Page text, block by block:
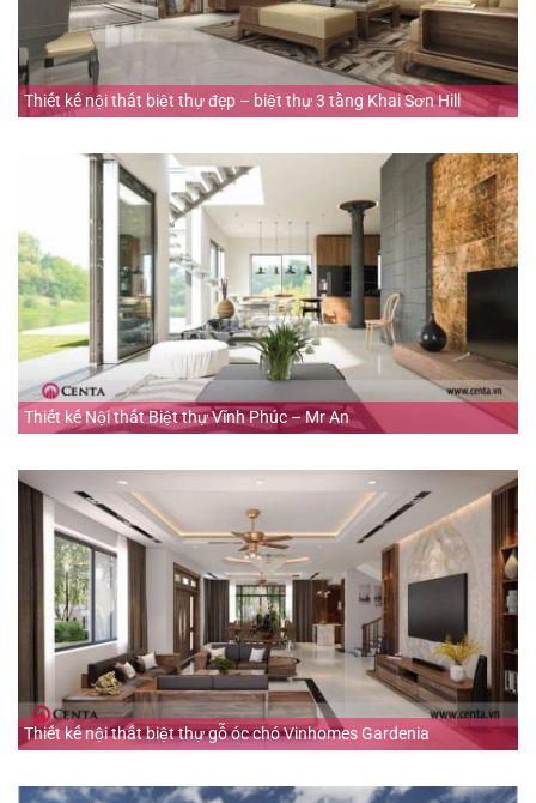
Thiết kế nội thất biệt thự đẹp – biệt thự 3 tầng Khai Sơn Hill
Thiết kế Nội thất Biệt thự Vĩnh Phúc – Mr An
Thiết kế nội thất biệt thự gỗ óc chó Vinhomes Gardenia